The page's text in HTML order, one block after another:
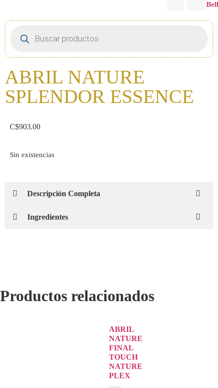
ABRIL NATURE
SPLENDOR ESSENCE
C$903.00
Sin existencias
Descripción Completa
Ingredientes
Productos relacionados
ABRIL
NATURE
FINAL
TOUCH
NATURE
PLEX